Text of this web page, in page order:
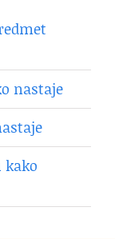
nastaje
kako